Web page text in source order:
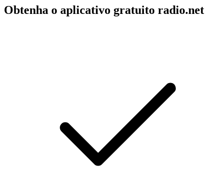
Obtenha o aplicativo gratuito radio.net